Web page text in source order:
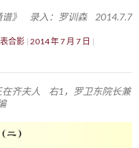
谱》 录入：罗训森 2014.7.7
合影 2014 年 7 月 7 日
齐夫人 右1，罗卫东院长兼